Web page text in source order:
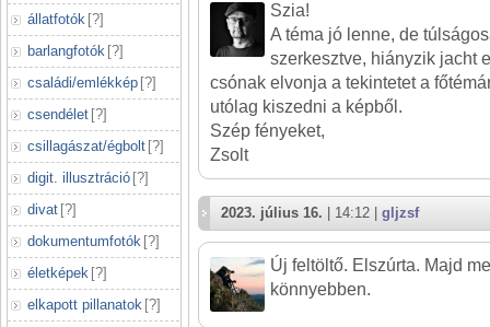
állatfotók [?]
barlangfotók [?]
családi/emlékkép [?]
csendélet [?]
csillagászat/égbolt [?]
digit. illusztráció [?]
divat [?]
dokumentumfotók [?]
életképek [?]
elkapott pillanatok [?]
Szia!
A téma jó lenne, de
szerkesztve, hiányzik jacht
csónak elvonja a tekintetet a
utólag kiszedni a képből.
Szép fényeket,
Zsolt
2023. július 16. | 14:12 | gljzsf
Új feltöltő. Elszúrta. Majd
könnyebben.